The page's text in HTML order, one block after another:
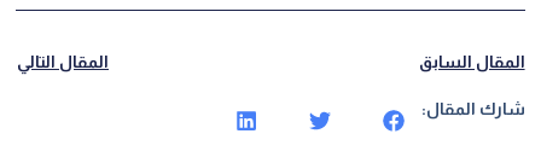
السابق المقال التالي
المقال: